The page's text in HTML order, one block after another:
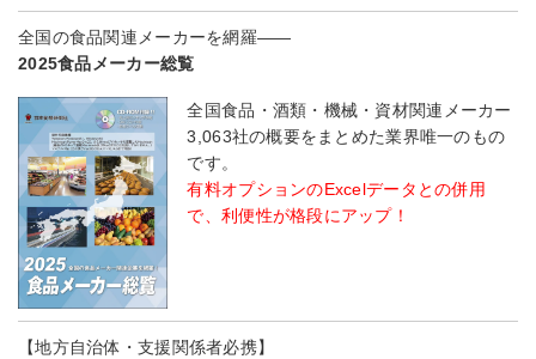
全国の食品関連メーカーを網羅――
2025食品メーカー総覧
全国食品・酒類・機械・資材関連メーカー
3,063社の概要をまとめた業界唯一のもの
です。
有料オプションのExcelデータとの併用
で、利便性が格段にアップ！
【地方自治体・支援関係者必携】